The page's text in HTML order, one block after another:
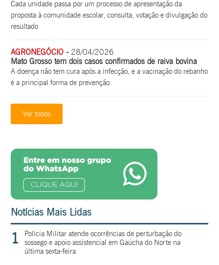
Cada unidade passa por um processo de apresentação da
proposta à comunidade escolar, consulta, votação e divulgação do
resultado
AGRONEGÓCIO -28/04/2026
Mato Grosso tem dois casos confirmados de raiva bovina
A doença não tem cura após a infecção, e a vacinação do rebanho
é a principal forma de prevenção.
Ver todos
Notícias Mais Lidas
1
Polícia Militar atende ocorrências de perturbação do
sossego e apoio assistencial em Gaúcha do Norte na
última sexta-feira